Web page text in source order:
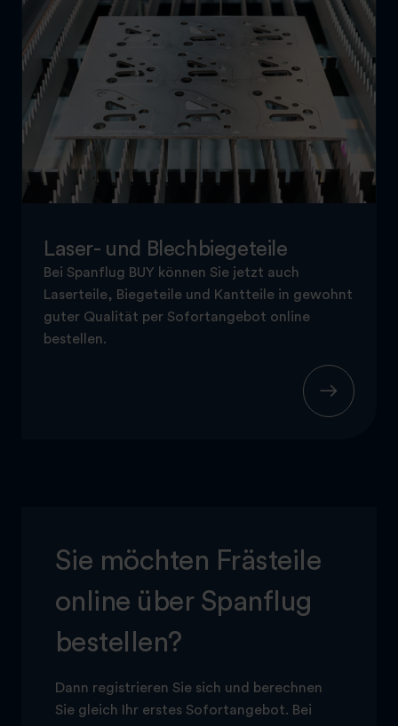
Laser- und Blechbiegeteile
Bei Spanflug BUY können Sie jetzt auch
Laserteile, Biegeteile und Kantteile in gewohnt
guter Qualität per Sofortangebot online
bestellen.
Sie möchten Frästeile
online über Spanflug
bestellen?
Dann registrieren Sie sich und berechnen
Sie gleich Ihr erstes Sofortangebot. Bei